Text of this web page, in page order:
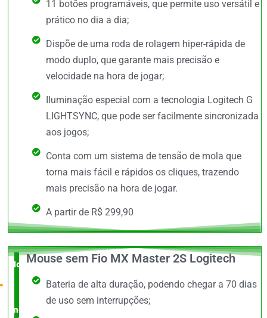
11 botões programáveis, que permite uso versátil e
prático no dia a dia;
Dispõe de uma roda de rolagem hiper-rápida de
modo duplo, que garante mais precisão e
velocidade na hora de jogar;
Iluminação especial com a tecnologia Logitech G
LIGHTSYNC, que pode ser facilmente sincronizada
aos jogos;
Conta com um sistema de tensão de mola que
torna mais fácil e rápidos os cliques, trazendo
mais precisão na hora de jogar.
A partir de R$ 299,90
Novidade
no
mercado
Mouse sem Fio MX Master 2S Logitech
Bateria de alta duração, podendo chegar a 70 dias
de uso sem interrupções;